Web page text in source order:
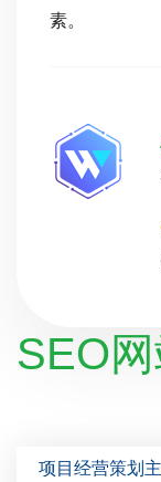
素。
SEO
项目经营策划